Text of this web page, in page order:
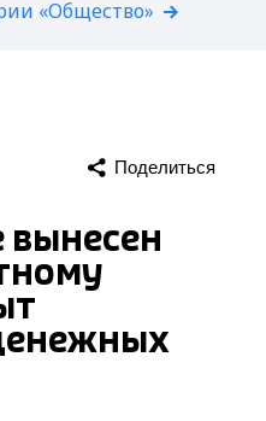
«Общество»
Поделиться
вынесен